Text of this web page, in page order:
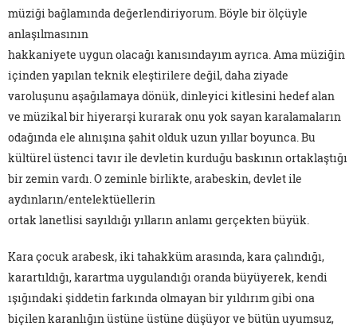
müziği bağlamında değerlendiriyorum. Böyle bir ölçüyle
anlaşılmasının
hakkaniyete uygun olacağı kanısındayım ayrıca. Ama müziğin
içinden yapılan teknik eleştirilere değil, daha ziyade
varoluşunu aşağılamaya dönük, dinleyici kitlesini hedef alan
ve müzikal bir hiyerarşi kurarak onu yok sayan karalamaların
odağında ele alınışına şahit olduk uzun yıllar boyunca. Bu
kültürel üstenci tavır ile devletin kurduğu baskının ortaklaştığı
bir zemin vardı. O zeminle birlikte, arabeskin, devlet ile
aydınların/entelektüellerin
ortak lanetlisi sayıldığı yılların anlamı gerçekten büyük.
Kara çocuk arabesk, iki tahakküm arasında, kara çalındığı,
karartıldığı, karartma uygulandığı oranda büyüyerek, kendi
ışığındaki şiddetin farkında olmayan bir yıldırım gibi ona
biçilen karanlığın üstüne üstüne düşüyor ve bütün uyumsuz,